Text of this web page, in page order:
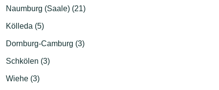
Naumburg (Saale) (21)
Kölleda (5)
Dornburg-Camburg (3)
Schkölen (3)
Wiehe (3)